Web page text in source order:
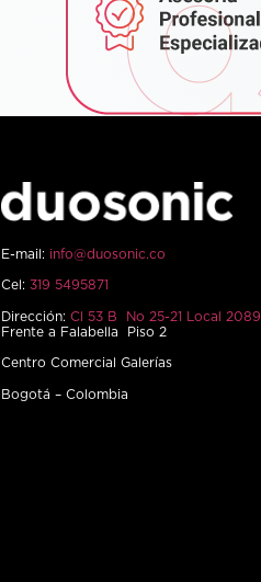
E-mail: info@duosonic.co
Cel: 319 5495871
Dirección: Cl 53 B No 25-21 Local 2089
Frente a Falabella Piso 2
Centro Comercial Galerías
Bogotá – Colombia